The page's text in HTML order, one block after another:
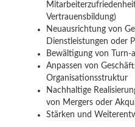
Vertrauensbildung)
Neuausrichtung von
Dienstleistungen oder
Bewältigung von
Anpassen von
Organisationsstruktur
Nachhaltige
von Mergers oder
Stärken und